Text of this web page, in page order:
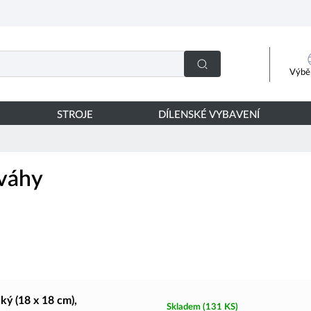
STROJE DÍLENSKÉ VYBAVENÍ
(18 x 18 cm),
Skladem(131 KS)